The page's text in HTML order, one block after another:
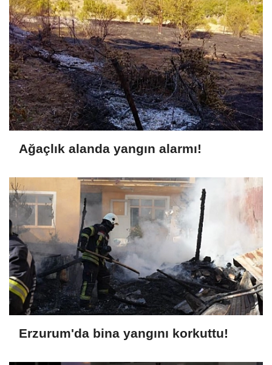
Ağaçlık alanda yangın alarmı!
Erzurum'da bina yangını korkuttu!